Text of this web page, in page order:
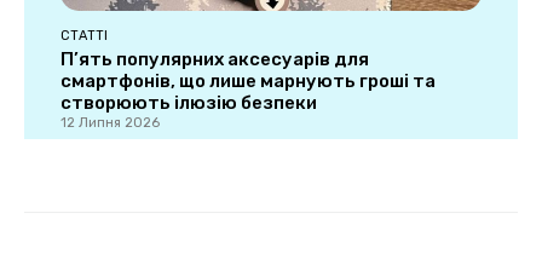
СТАТТІ
П’ять популярних аксесуарів для
смартфонів, що лише марнують гроші та
створюють ілюзію безпеки
12 Липня 2026